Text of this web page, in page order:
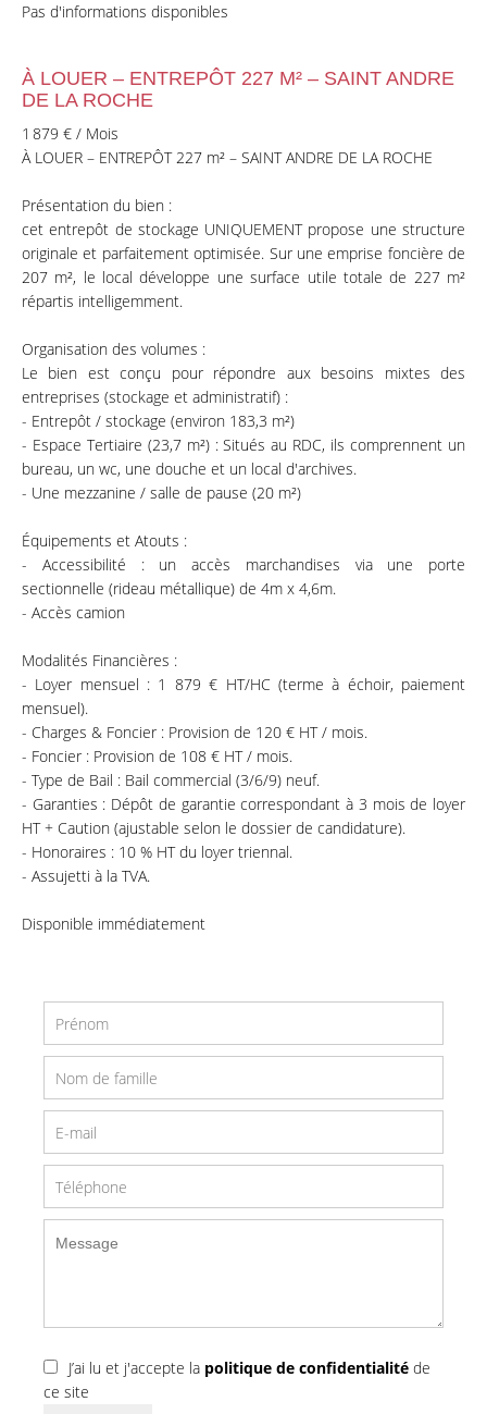
Pas d'informations disponibles
À LOUER – ENTREPÔT 227 M² – SAINT ANDRE
DE LA ROCHE
1 879 € / Mois
À LOUER – ENTREPÔT 227 m² – SAINT ANDRE DE LA ROCHE
Présentation du bien :
cet entrepôt de stockage UNIQUEMENT propose une structure
originale et parfaitement optimisée. Sur une emprise foncière de
207 m², le local développe une surface utile totale de 227 m²
répartis intelligemment.
Organisation des volumes :
Le bien est conçu pour répondre aux besoins mixtes des
entreprises (stockage et administratif) :
- Entrepôt / stockage (environ 183,3 m²)
- Espace Tertiaire (23,7 m²) : Situés au RDC, ils comprennent un
bureau, un wc, une douche et un local d'archives.
- Une mezzanine / salle de pause (20 m²)
Équipements et Atouts :
- Accessibilité : un accès marchandises via une porte
sectionnelle (rideau métallique) de 4m x 4,6m.
- Accès camion
Modalités Financières :
- Loyer mensuel : 1 879 € HT/HC (terme à échoir, paiement
mensuel).
- Charges & Foncier : Provision de 120 € HT / mois.
- Foncier : Provision de 108 € HT / mois.
- Type de Bail : Bail commercial (3/6/9) neuf.
- Garanties : Dépôt de garantie correspondant à 3 mois de loyer
HT + Caution (ajustable selon le dossier de candidature).
- Honoraires : 10 % HT du loyer triennal.
- Assujetti à la TVA.
Disponible immédiatement
J’ai lu et j'accepte la politique de confidentialité de
ce site